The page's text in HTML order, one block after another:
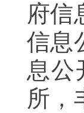
府信
信息
息公
所，